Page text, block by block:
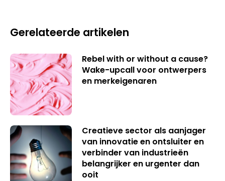
Gerelateerde artikelen
Rebel with or without a cause?
Wake-upcall voor ontwerpers
en merkeigenaren
Creatieve sector als aanjager
van innovatie en ontsluiter en
verbinder van industrieën
belangrijker en urgenter dan
ooit